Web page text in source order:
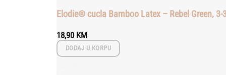
Elodie® cucla Bamboo Latex – Rebel Green, 3-
18,90 KM
DODAJ U KORPU